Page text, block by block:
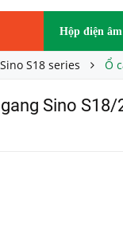
Hộp điện
S18 series Ổ
Sino S18/